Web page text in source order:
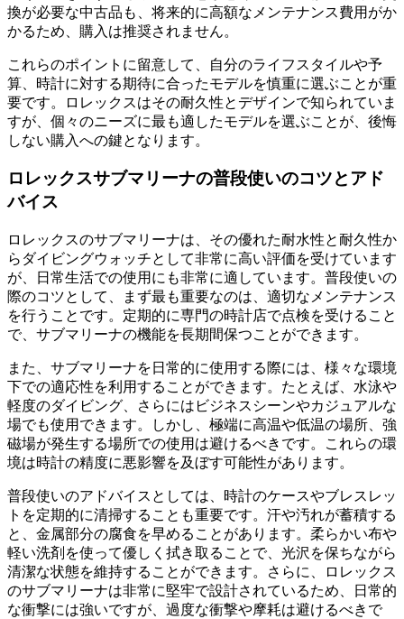
換が必要な中古品も、将来的に高額なメンテナンス費用がか
かるため、購入は推奨されません。
これらのポイントに留意して、自分のライフスタイルや予
算、時計に対する期待に合ったモデルを慎重に選ぶことが重
要です。ロレックスはその耐久性とデザインで知られていま
すが、個々のニーズに最も適したモデルを選ぶことが、後悔
しない購入への鍵となります。
ロレックスサブマリーナの普段使いのコツとアド
バイス
ロレックスのサブマリーナは、その優れた耐水性と耐久性か
らダイビングウォッチとして非常に高い評価を受けています
が、日常生活での使用にも非常に適しています。普段使いの
際のコツとして、まず最も重要なのは、適切なメンテナンス
を行うことです。定期的に専門の時計店で点検を受けること
で、サブマリーナの機能を長期間保つことができます。
また、サブマリーナを日常的に使用する際には、様々な環境
下での適応性を利用することができます。たとえば、水泳や
軽度のダイビング、さらにはビジネスシーンやカジュアルな
場でも使用できます。しかし、極端に高温や低温の場所、強
磁場が発生する場所での使用は避けるべきです。これらの環
境は時計の精度に悪影響を及ぼす可能性があります。
普段使いのアドバイスとしては、時計のケースやブレスレッ
トを定期的に清掃することも重要です。汗や汚れが蓄積する
と、金属部分の腐食を早めることがあります。柔らかい布や
軽い洗剤を使って優しく拭き取ることで、光沢を保ちながら
清潔な状態を維持することができます。さらに、ロレックス
のサブマリーナは非常に堅牢で設計されているため、日常的
な衝撃には強いですが、過度な衝撃や摩耗は避けるべきで